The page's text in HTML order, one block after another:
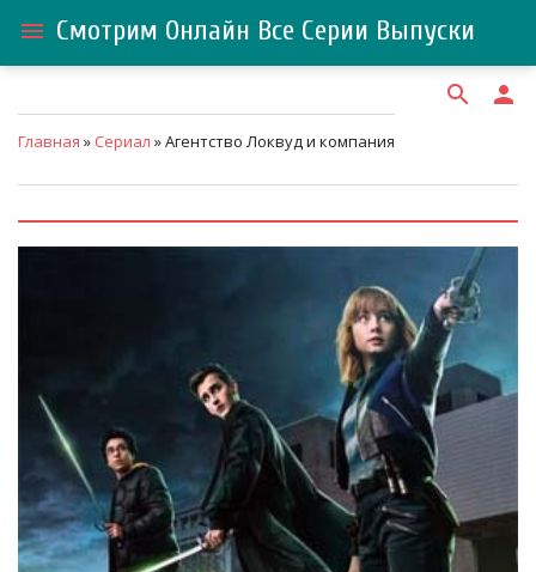
menu Смотрим Онлайн Все Серии Выпуски
search person
Главная » Сериал » Агентство Локвуд и компания